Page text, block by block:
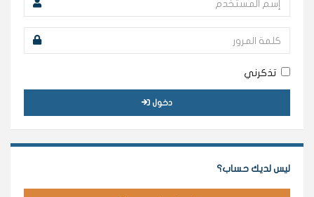
تذكرني
دخول
ليس لديك حساب؟